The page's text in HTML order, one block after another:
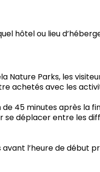
hôtel ou lieu
Nature Parks, les
achetés avec les
45 minutes après la
se déplacer entre les
l’heure de début